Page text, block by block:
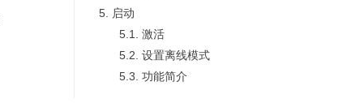
5.
启动
5.1.
激活
5.2. 设置离线模式
5.3. 功能简介